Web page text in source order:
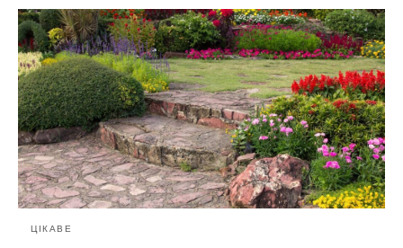
ЦІКАВЕ